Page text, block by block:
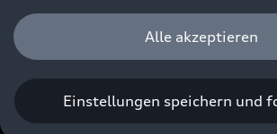
Aerodynamik verändern und neben
Verkehrsbedingungen sowie dem
Sie unter www.audi.de/wltp.
unser Angebot optimieren können. Bitte
dass Sie Ihre Einwilligung bezüglich der
Performance Cookies jederzeit widerrufen
Einwilligung widerrufen können finden Sie in
Cookie Information.
Alle akzeptieren
Einstellungen speichern und